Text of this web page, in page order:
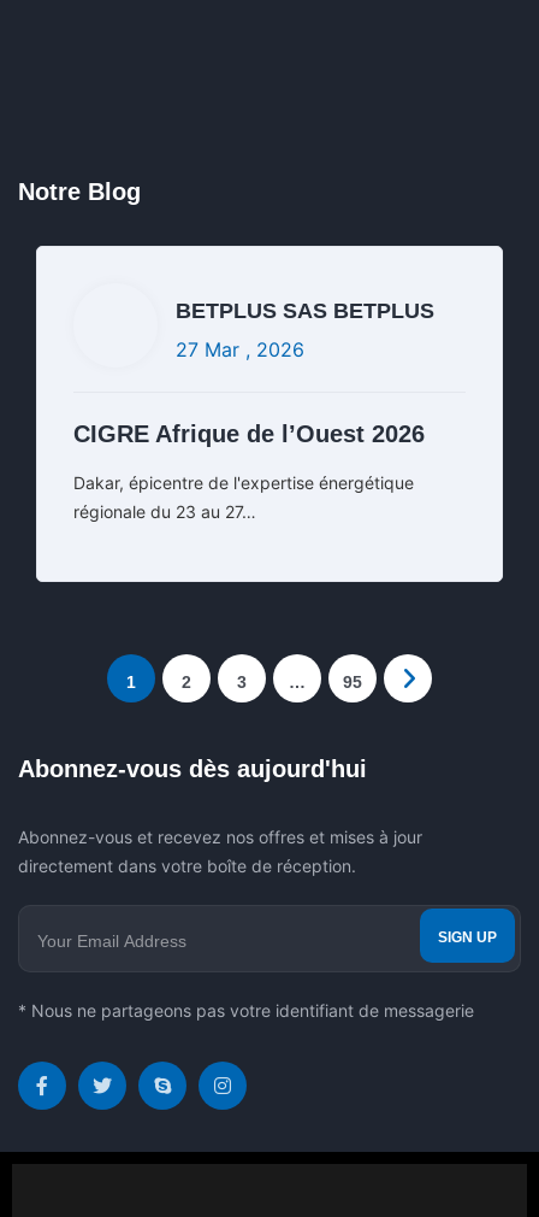
Notre Blog
BETPLUS SAS BETPLUS
27 Mar , 2026
CIGRE Afrique de l’Ouest 2026
Dakar, épicentre de l'expertise énergétique
régionale du 23 au 27…
Lire la suite
1 2 3 … 95
Abonnez-vous dès aujourd'hui
Abonnez-vous et recevez nos offres et mises à jour
directement dans votre boîte de réception.
* Nous ne partageons pas votre identifiant de messagerie